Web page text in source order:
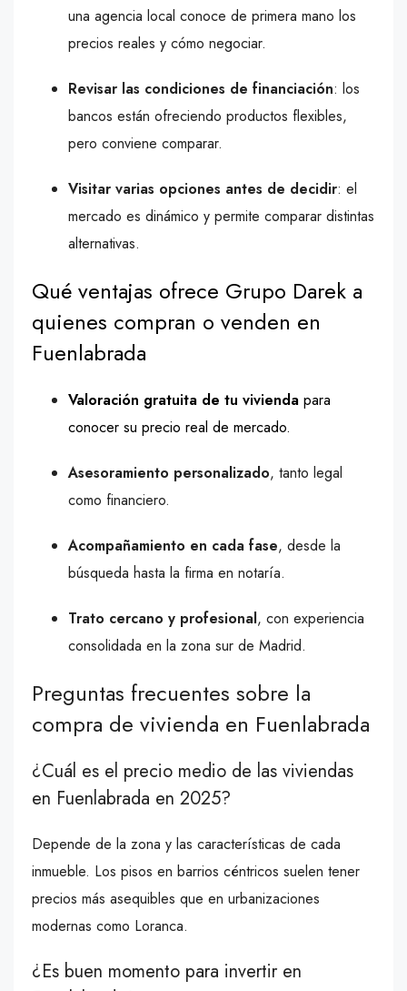
una agencia local conoce de primera mano los
precios reales y cómo negociar.
Revisar las condiciones de financiación: los
bancos están ofreciendo productos flexibles,
pero conviene comparar.
Visitar varias opciones antes de decidir: el
mercado es dinámico y permite comparar distintas
alternativas.
Qué ventajas ofrece Grupo Darek a
quienes compran o venden en
Fuenlabrada
Valoración gratuita de tu vivienda para
conocer su precio real de mercado.
Asesoramiento personalizado, tanto legal
como financiero.
Acompañamiento en cada fase, desde la
búsqueda hasta la firma en notaría.
Trato cercano y profesional, con experiencia
consolidada en la zona sur de Madrid.
Preguntas frecuentes sobre la
compra de vivienda en Fuenlabrada
¿Cuál es el precio medio de las viviendas
en Fuenlabrada en 2025?
Depende de la zona y las características de cada
inmueble. Los pisos en barrios céntricos suelen tener
precios más asequibles que en urbanizaciones
modernas como Loranca.
¿Es buen momento para invertir en